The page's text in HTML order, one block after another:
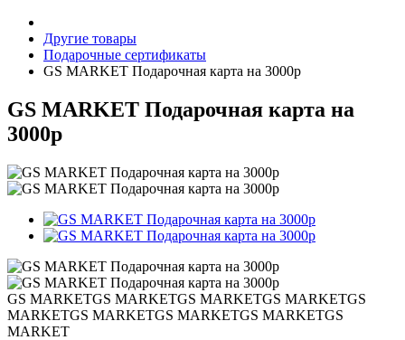
Другие товары
Подарочные сертификаты
GS MARKET Подарочная карта на 3000р
GS MARKET Подарочная карта на
3000р
GS MARKETGS MARKETGS MARKETGS MARKETGS
MARKETGS MARKETGS MARKETGS MARKETGS
MARKET